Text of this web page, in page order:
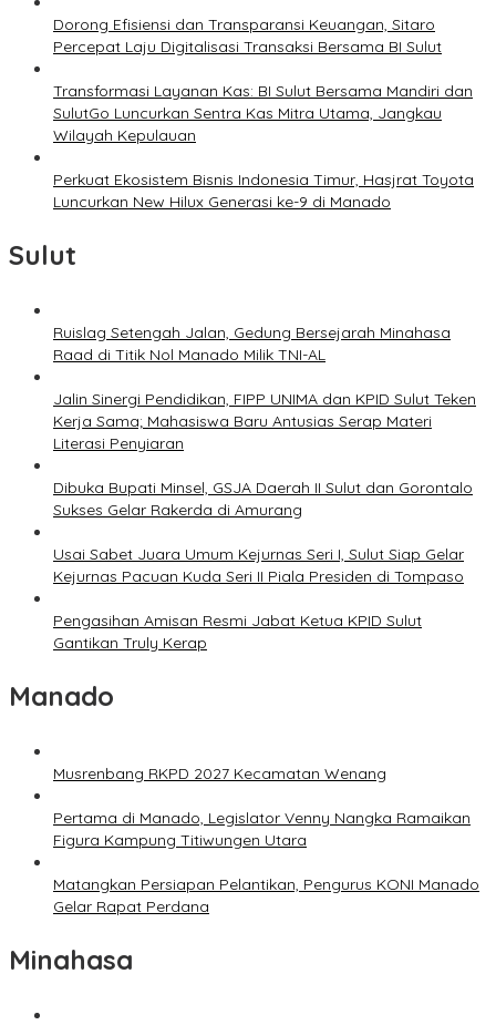
Dorong Efisiensi dan Transparansi Keuangan, Sitaro
Percepat Laju Digitalisasi Transaksi Bersama BI Sulut
Transformasi Layanan Kas: BI Sulut Bersama Mandiri dan
SulutGo Luncurkan Sentra Kas Mitra Utama, Jangkau
Wilayah Kepulauan
Perkuat Ekosistem Bisnis Indonesia Timur, Hasjrat Toyota
Luncurkan New Hilux Generasi ke-9 di Manado
Sulut
Ruislag Setengah Jalan, Gedung Bersejarah Minahasa
Raad di Titik Nol Manado Milik TNI-AL
Jalin Sinergi Pendidikan, FIPP UNIMA dan KPID Sulut Teken
Kerja Sama; Mahasiswa Baru Antusias Serap Materi
Literasi Penyiaran
Dibuka Bupati Minsel, GSJA Daerah II Sulut dan Gorontalo
Sukses Gelar Rakerda di Amurang
Usai Sabet Juara Umum Kejurnas Seri I, Sulut Siap Gelar
Kejurnas Pacuan Kuda Seri II Piala Presiden di Tompaso
Pengasihan Amisan Resmi Jabat Ketua KPID Sulut
Gantikan Truly Kerap
Manado
Musrenbang RKPD 2027 Kecamatan Wenang
Pertama di Manado, Legislator Venny Nangka Ramaikan
Figura Kampung Titiwungen Utara
Matangkan Persiapan Pelantikan, Pengurus KONI Manado
Gelar Rapat Perdana
Minahasa